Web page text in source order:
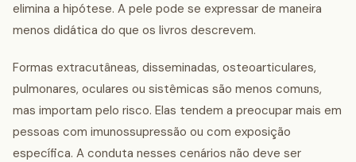
elimina a hipótese. A pele pode se expressar de maneira
menos didática do que os livros descrevem.
Formas extracutâneas, disseminadas, osteoarticulares,
pulmonares, oculares ou sistêmicas são menos comuns,
mas importam pelo risco. Elas tendem a preocupar mais em
pessoas com imunossupressão ou com exposição
específica. A conduta nesses cenários não deve ser